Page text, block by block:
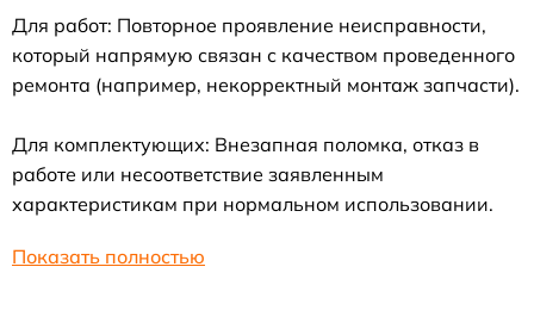
Для работ: Повторное проявление неисправности,
который напрямую связан с качеством проведенного
ремонта (например, некорректный монтаж запчасти).
Для комплектующих: Внезапная поломка, отказ в
работе или несоответствие заявленным
характеристикам при нормальном использовании.
Показать полностью